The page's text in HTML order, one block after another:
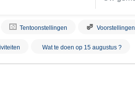
Tentoonstellingen Voorstellingen
Wat te doen op 15 augustus ?